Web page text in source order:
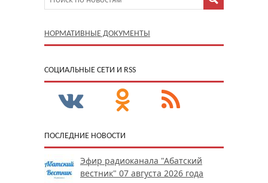
НОРМАТИВНЫЕ ДОКУМЕНТЫ
CОЦИАЛЬНЫЕ СЕТИ И RSS
ПОСЛЕДНИЕ НОВОСТИ
Эфир радиоканала "Абатский
вестник" 07 августа 2026 года